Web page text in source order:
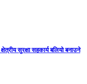
सुरक्षा सहकार्य बलियो बनाउने